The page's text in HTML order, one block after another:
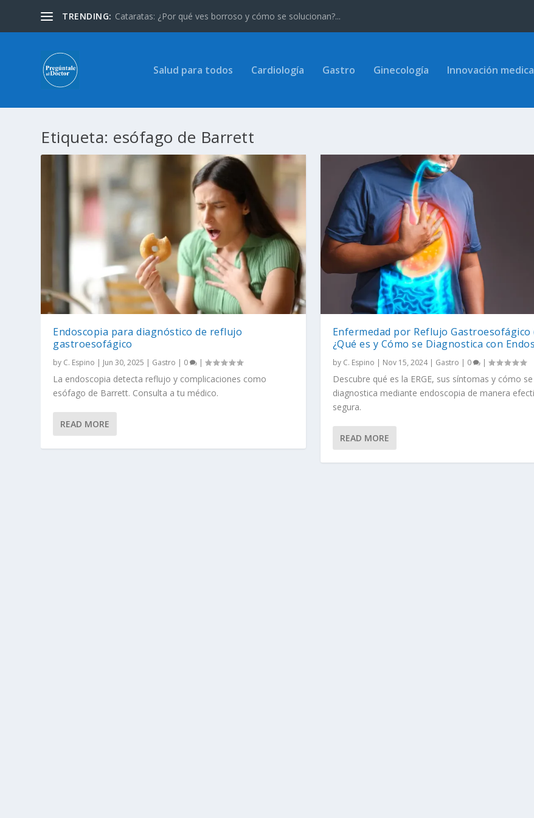
TRENDING: Cataratas: ¿Por qué ves borroso y cómo se solucionan?...
Salud para todos Cardiología Gastro Ginecología Innovación medica
Etiqueta: esófago de Barrett
Endoscopia para diagnóstico de reflujo
gastroesofágico
by C. Espino | Jun 30, 2025 | Gastro | 0 |
La endoscopia detecta reflujo y complicaciones como
esófago de Barrett. Consulta a tu médico.
READ MORE
Enfermedad por Reflujo Gastroesofágico
¿Qué es y Cómo se Diagnostica con
by C. Espino | Nov 15, 2024| Gastro | 0 |
Descubre qué es la ERGE, sus síntomas y cómo se
diagnostica mediante endoscopia de manera
segura.
READ MORE